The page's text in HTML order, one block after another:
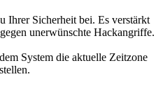
Ihrer Sicherheit bei. Es verstärkt
unerwünschte Hackangriffe.
System die aktuelle Zeitzone